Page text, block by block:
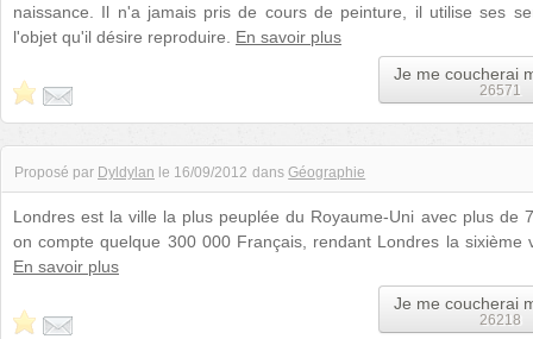
naissance. Il n'a jamais pris de cours de peinture, il utilise ses
l'objet qu'il désire reproduire. En savoir plus
Je me coucherai
26571
Proposé par Dyldylan le 16/09/2012 dans Géographie
Londres est la ville la plus peuplée du Royaume-Uni avec plus de
on compte quelque 300 000 Français, rendant Londres la sixième
En savoir plus
Je me coucherai
26218